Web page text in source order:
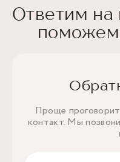
Ответим
поможем
Проще
контакт. Мы